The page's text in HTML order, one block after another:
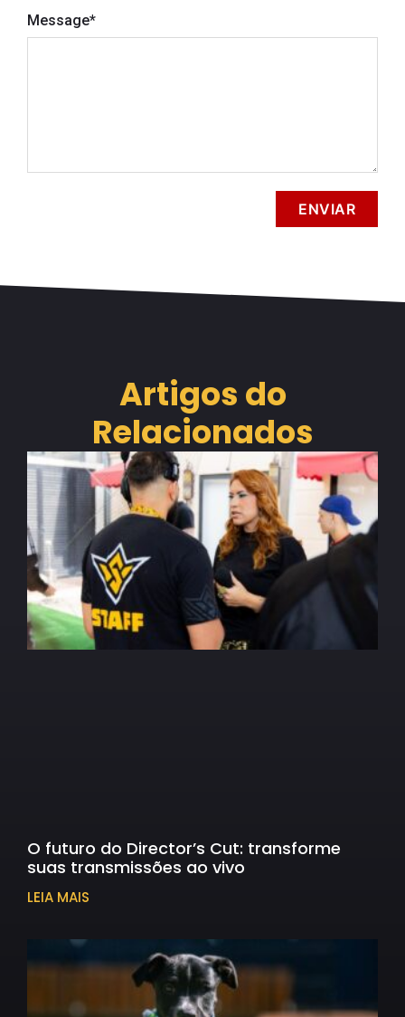
Message*
Artigos do
Relacionados
O futuro do Director’s Cut: transforme
suas transmissões ao vivo
LEIA MAIS